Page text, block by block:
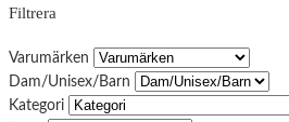
Filtrera
Varumärken
Dam/Unisex/Barn
Kategori